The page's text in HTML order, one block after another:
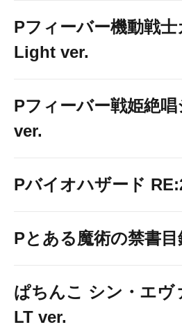
Pフィーバー機動戦
Light ver.
Pフィーバー戦姫絶
ver.
Pバイオハザード
Pとある魔術の禁書目
ぱちんこ シン・エヴ
LT ver.